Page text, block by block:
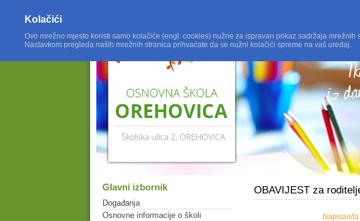
Glavni izbornik
Događanja
Osnovne informacije o školi
OBAVIJEST za
Napisao/
Kolačići
Ovo mrežno mjesto koristi samo kolačiće (engl. cookies) nužne za ispravan prikaz sadržaja
Nastavkom pregleda naših mrežnih stranica prihvaćate da se nužni kolačići spreme na vaš uređaj.